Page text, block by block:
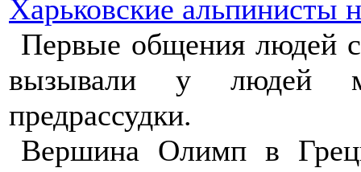
Харьковские альпинисты
Первые общения людей
вызывали у людей
предрассудки.
Вершина Олимп в